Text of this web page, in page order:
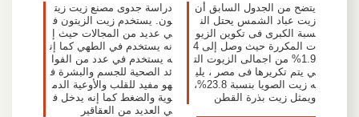
يتضح من الجدول السابق أن
زيت عباد الشمس يحتل الن
سبة الكبرى فى تكوين الزيو
ت المكررة حيث وصل إلى 4
1.9% من اجمالى الزيوت الت
ي يتم تكريرها فى مصر ، يلي
ه زيت الصويا بنسبة 23.8%،
ويمثل زيت بذرة القطن
دراسة جدوى مصنع زيت زيت
ون. يستخدم زيت الزيتون ف
ي عديد من المجالات حيث إ
نه يستخدم في الطهي كما إن
ه يستخدم في عدد من الفوا
ئد الصحية للجسم والبشرة ف
هو مفيد للقلب والأوعية الدم
وية والضغط كما إنه يدخل ف
ي العديد من العقاقير